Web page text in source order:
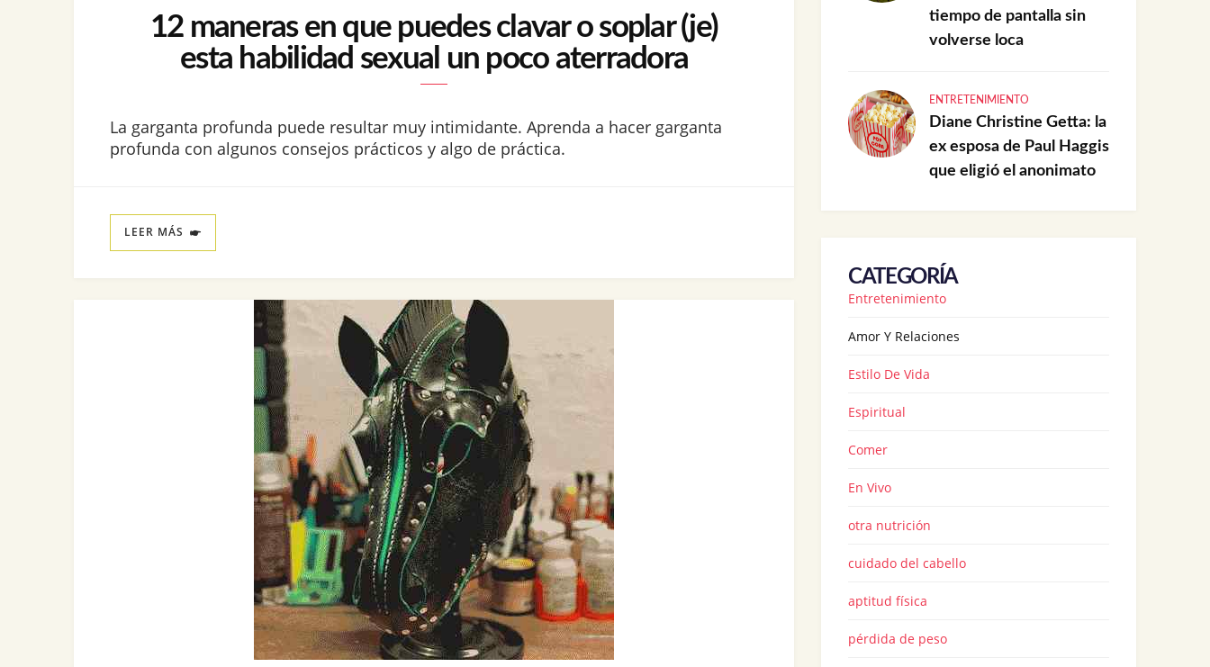
12 maneras en que puedes clavar o soplar (je)
esta habilidad sexual un poco aterradora
La garganta profunda puede resultar muy intimidante. Aprenda a hacer garganta
profunda con algunos consejos prácticos y algo de práctica.
LEER MÁS
tiempo de pantalla sin
volverse loca
ENTRETENIMIENTO
Diane Christine Getta: la
ex esposa de Paul Haggis
que eligió el anonimato
CATEGORÍA
Entretenimiento
Amor Y Relaciones
Estilo De Vida
Espiritual
Comer
En Vivo
otra nutrición
cuidado del cabello
aptitud física
pérdida de peso